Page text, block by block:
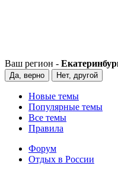
Ваш регион -
Да, верно Нет, другой
Новые темы
Популярные темы
Все темы
Правила
Форум
Отдых в России